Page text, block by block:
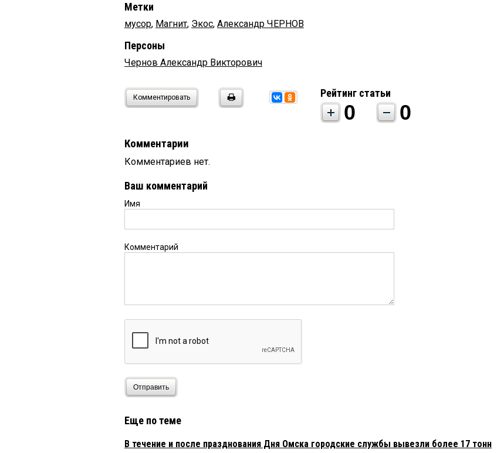
Метки
мусор, Магнит, Экос, Александр ЧЕРНОВ
Персоны
Чернов Александр Викторович
Комментировать Рейтинг статьи
0 0
Комментарии
Комментариев нет.
Ваш комментарий
Имя
Комментарий
Отправить
Еще по теме
В течение и после празднования Дня Омска городские службы вывезли более 17 тонн